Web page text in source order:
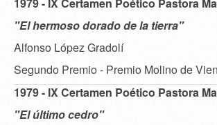
"El hermoso dorado de la tierra"
Alfonso López Gradolí
Segundo Premio - Premio Molino de
1979 - IX Certamen Poético Pastora
"El último cedro"